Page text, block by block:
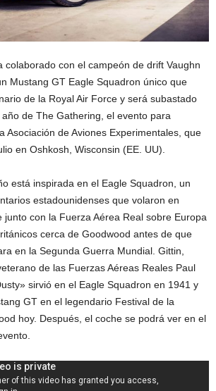
colaborado con el campeón de drift Vaughn
Mustang GT Eagle Squadron único que
de la Royal Air Force y será subastado
de The Gathering, el evento para
Asociación de Aviones Experimentales, que
en Oshkosh, Wisconsin (EE. UU).
está inspirada en el Eagle Squadron, un
estadounidenses que volaron en
junto con la Fuerza Aérea Real sobre Europa
cerca de Goodwood antes de que
en la Segunda Guerra Mundial. Gittin,
de las Fuerzas Aéreas Reales Paul
sirvió en el Eagle Squadron en 1941 y
GT en el legendario Festival de la
hoy. Después, el coche se podrá ver en el